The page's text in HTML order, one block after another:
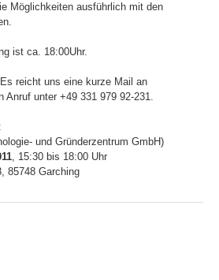
Möglichkeiten ausführlich mit den
ist ca. 18:00Uhr.
reicht uns eine kurze Mail an
Anruf unter +49 331 979 92-231.
und Gründerzentrum GmbH)
, 15:30 bis 18:00 Uhr
85748 Garching